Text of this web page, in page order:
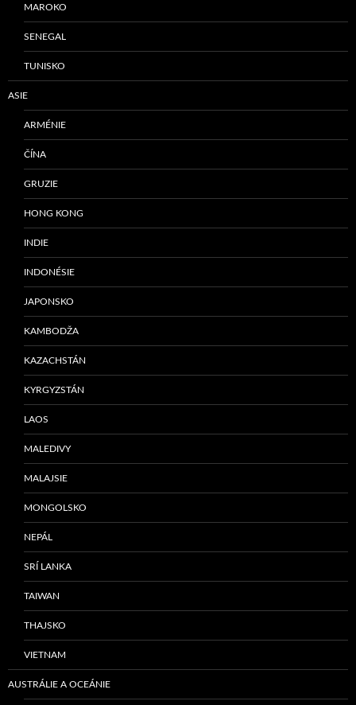
MAROKO
SENEGAL
TUNISKO
ASIE
ARMÉNIE
ČÍNA
GRUZIE
HONG KONG
INDIE
INDONÉSIE
JAPONSKO
KAMBODŽA
KAZACHSTÁN
KYRGYZSTÁN
LAOS
MALEDIVY
MALAJSIE
MONGOLSKO
NEPÁL
SRÍ LANKA
TAIWAN
THAJSKO
VIETNAM
AUSTRÁLIE A OCEÁNIE